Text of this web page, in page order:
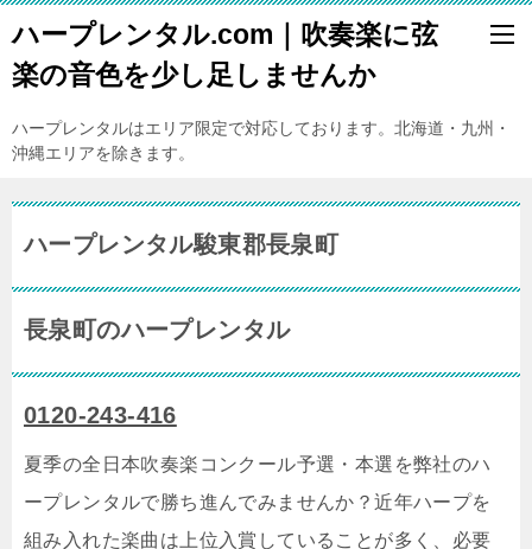
ハープレンタル.com｜吹奏楽に弦
楽の音色を少し足しませんか
ハープレンタルはエリア限定で対応しております。北海道・九州・
沖縄エリアを除きます。
ハープレンタル駿東郡長泉町
長泉町のハープレンタル
0120-243-416
夏季の全日本吹奏楽コンクール予選・本選を弊社のハ
ープレンタルで勝ち進んでみませんか？近年ハープを
組み入れた楽曲は上位入賞していることが多く、必要